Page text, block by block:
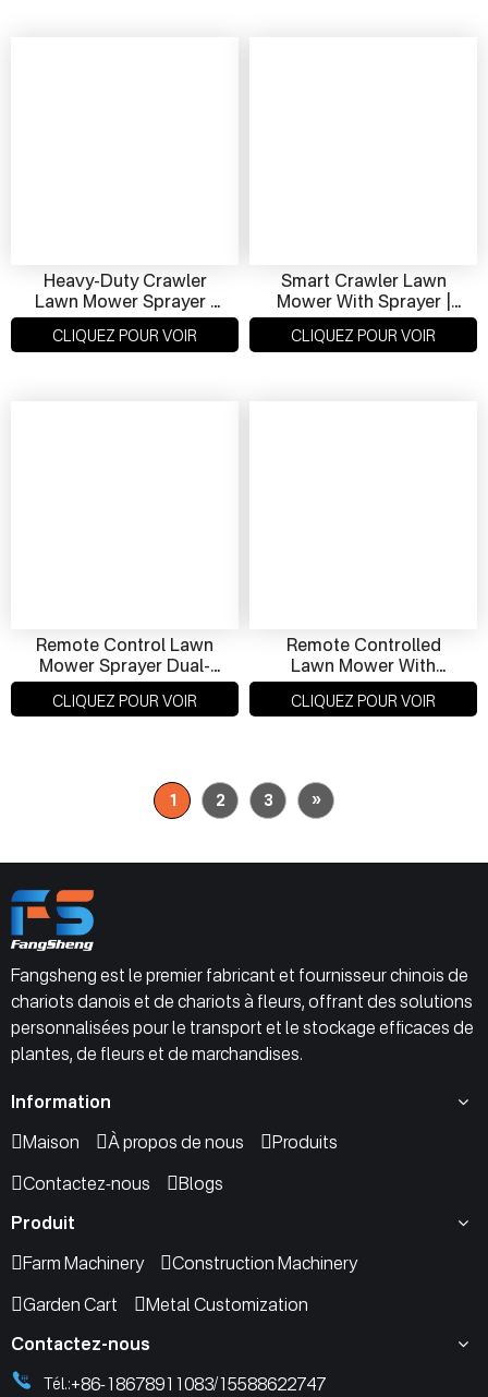
Heavy-Duty Crawler
Lawn Mower Sprayer |
Remote Spraying
Mower For Terrain &
CLIQUEZ POUR VOIR
Smart Crawler Lawn
Mower With Sprayer |
All-Terrain Dual-Use
Machine For Grass &
CLIQUEZ POUR VOIR
Remote Control Lawn
Mower Sprayer Dual-
Function Mowing &
Spraying For Efficient
CLIQUEZ POUR VOIR
Remote Controlled
Lawn Mower With
Tracks – Powerful Brush
Mower & Snow Plow
CLIQUEZ POUR VOIR
1 2 3 »
Fangsheng est le premier fabricant et fournisseur chinois de
chariots danois et de chariots à fleurs, offrant des solutions
personnalisées pour le transport et le stockage efficaces de
plantes, de fleurs et de marchandises.
Information
Maison
À propos de nous
Produits
Contactez-nous
Blogs
Produit
Farm Machinery
Construction Machinery
Garden Cart
Metal Customization
Contactez-nous
Tél.:+86-18678911083/15588622747